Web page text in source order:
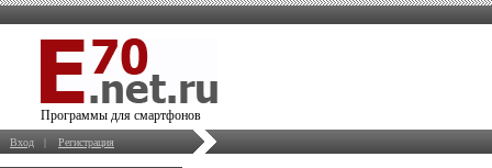
Программы для смартфонов
Вход | Регистрация